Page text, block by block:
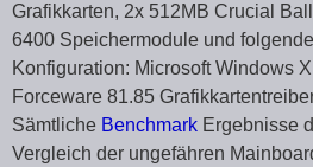
Grafikkarten, 2x 512MB Crucial
6400 Speichermodule und
Konfiguration: Microsoft Windows
Forceware 81.85
Sämtliche Benchmark Ergebnisse
Vergleich der ungefähren